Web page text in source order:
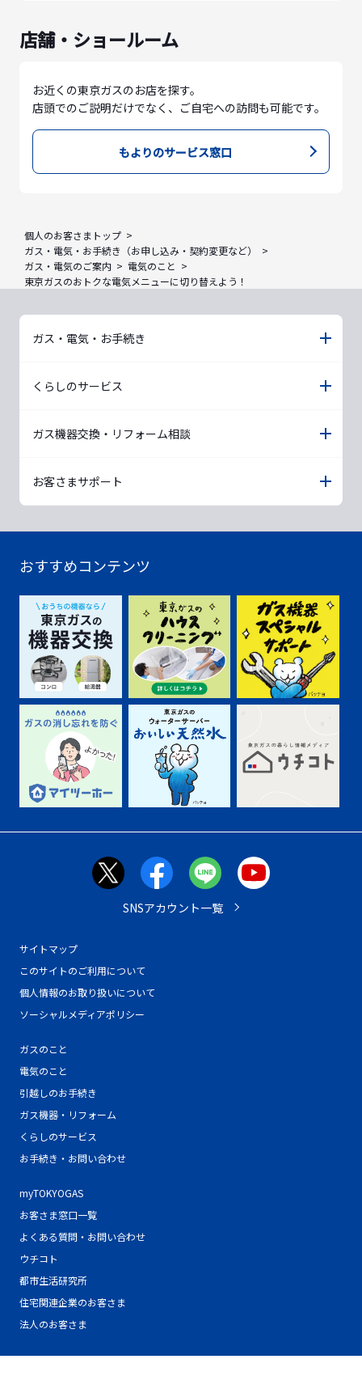
店舗・ショールーム
お近くの東京ガスのお店を探す。
店頭でのご説明だけでなく、ご自宅への訪問も可能です。
もよりのサービス窓口
個人のお客さまトップ
ガス・電気・お手続き（お申し込み・契約変更など）
ガス・電気のご案内
電気のこと
東京ガスのおトクな電気メニューに切り替えよう！
ガス・電気・お手続き
くらしのサービス
ガス機器交換・リフォーム相談
お客さまサポート
おすすめコンテンツ
サイトマップ
このサイトのご利用について
個人情報のお取り扱いについて
ソーシャルメディアポリシー
ガスのこと
電気のこと
引越しのお手続き
ガス機器・リフォーム
くらしのサービス
お手続き・お問い合わせ
myTOKYOGAS
お客さま窓口一覧
よくある質問・お問い合わせ
ウチコト
都市生活研究所
住宅関連企業のお客さま
法人のお客さま
SNSアカウント一覧